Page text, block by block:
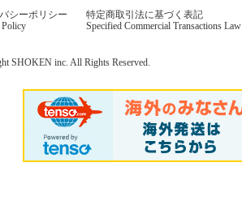
シーポリシー
特定商取引法に基づく表記
Specified Commercial Transactions Law
SHOKEN inc. All Rights Reserved.